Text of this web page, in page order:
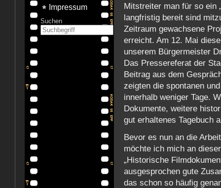
Impressum
Suchen
Mitstreiter man für so ein
langfristig bereit sind
Zeitraum gewachsene
erreicht. Am 12. Mai
unserem Bürgermeister
Das Pressereferat der
Beitrag aus dem
zeigten die spontanen
innerhalb weniger Tage.
Dokumente, weitere
gut erhaltenes Tagebuch
Bevor es nun an die
möchte ich mich an
„Historische
ausgesprochen gute
das schon so häufig